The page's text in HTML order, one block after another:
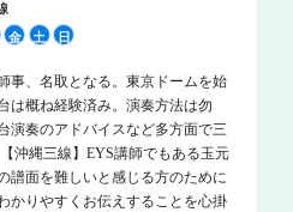
金 土 日
事、名取となる。東京ドームを始
は概ね経験済み。演奏方法は勿
演奏のアドバイスなど多方面で三
沖縄三線】EYS講師でもある玉元
譜面を難しいと感じる方のために
かりやすくお伝えすることを心掛